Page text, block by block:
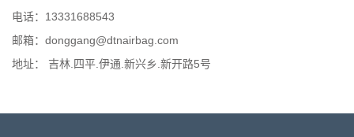
电话：13331688543
邮箱：donggang@dtnairbag.com
地址： 吉林.四平.伊通.新兴乡.新开路5号